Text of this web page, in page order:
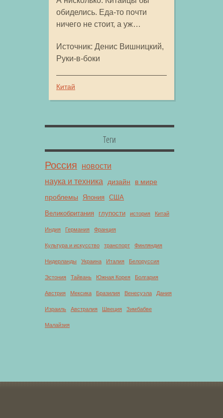
обиделись. Еда-то почти
ничего не стоит, а уж…
Источник: Денис Вишницкий,
Руки-в-боки
Китай
Теги
Россия
новости
наука и техника
дизайн
в мире
проблемы
Япония США
Великобритания глупости история Китай
Индия Германия Франция
Культура и искусство транспорт Финляндия
Нидерланды Украина Италия Белоруссия
Эстония Тайвань Южная Корея Болгария
Австрия Мексика Бразилия Венесуэла Дания
Израиль Австралия Швеция Зимбабве
Малайзия